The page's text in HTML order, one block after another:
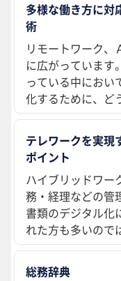
多様な働き方に
術
リモートワーク、
に広がっています
っている中におい
化するために、ど
テレワークを実現
ポイント
ハイブリッドワー
務・経理などの管
書類のデジタル化
れた方も多いので
総務辞典